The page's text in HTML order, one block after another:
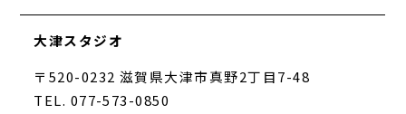
大津スタジオ
〒520-0232 滋賀県大津市真野2丁目7-48
TEL. 077-573-0850